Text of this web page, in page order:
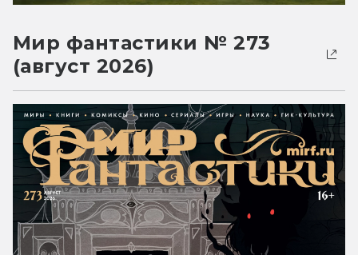
Мир фантастики № 273
(август 2026)